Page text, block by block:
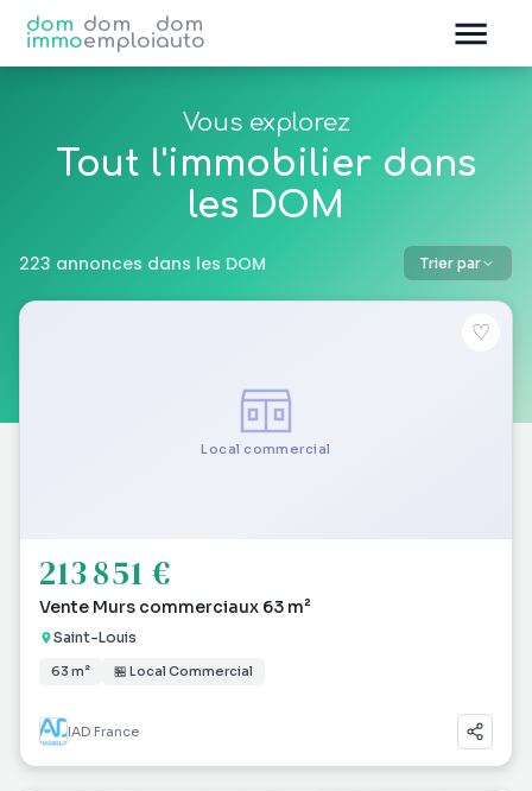
dom
immo
dom
emploi
dom
auto
Vous explorez
Tout l'immobilier dans
les DOM
223 annonces dans les DOM Trier par
Local commercial
♡
213 851 €
Vente Murs commerciaux 63 m²
Saint-Louis
63 m² 🏪 Local Commercial
IAD France